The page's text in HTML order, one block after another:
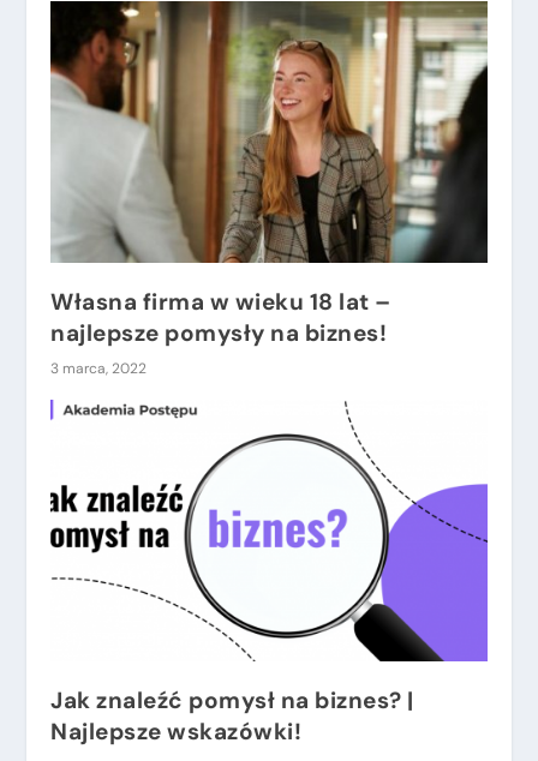
Własna firma w wieku 18 lat –
najlepsze pomysły na biznes!
3 marca, 2022
Jak znaleźć pomysł na biznes? |
Najlepsze wskazówki!